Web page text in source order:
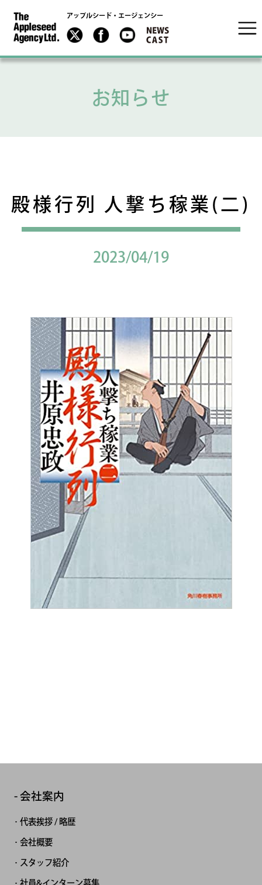
アップルシード・エージェンシー
お知らせ
殿様行列 人撃ち稼業(二)
2023/04/19
会社案内
代表挨拶 / 略歴
会社概要
スタッフ紹介
社員&インターン募集